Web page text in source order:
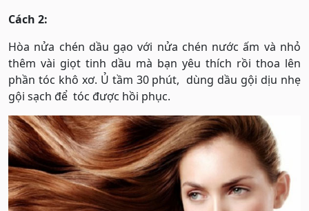
Cách 2:
Hòa nửa chén dầu gạo với nửa chén nước ấm và nhỏ
thêm vài giọt tinh dầu mà bạn yêu thích rồi thoa lên
phần tóc khô xơ. Ủ tầm 30 phút, dùng dầu gội dịu nhẹ
gội sạch để tóc được hồi phục.